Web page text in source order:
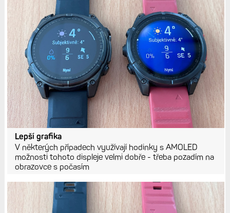
Lepší grafika
V některých případech využívají hodinky s AMOLED
možnosti tohoto displeje velmi dobře - třeba pozadím na
obrazovce s počasím